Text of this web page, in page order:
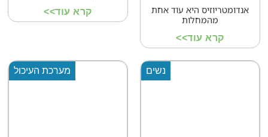
אנדומטריוזיס היא עוד אחת
מהמחלות
קרא עוד>>
קרא עוד>>
נשים מערכת העיכול